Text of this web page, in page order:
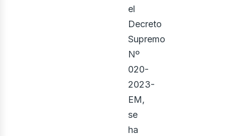
el
Decreto
Supremo
Nº
020-
2023-
EM,
se
ha